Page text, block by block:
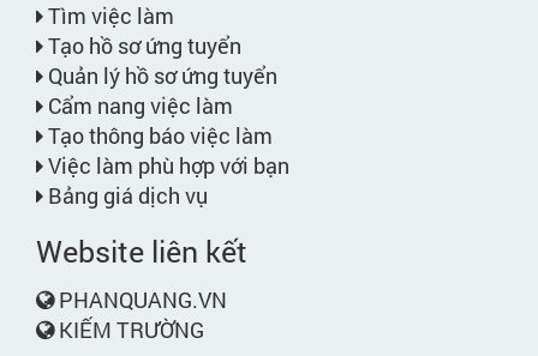
Tìm việc làm
Tạo hồ sơ ứng tuyển
Quản lý hồ sơ ứng tuyển
Cẩm nang việc làm
Tạo thông báo việc làm
Việc làm phù hợp với bạn
Bảng giá dịch vụ
Website liên kết
PHANQUANG.VN
KIẾM TRƯỜNG